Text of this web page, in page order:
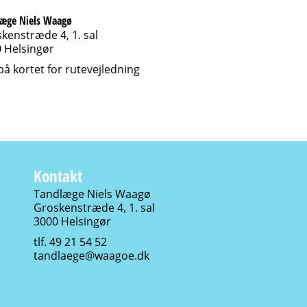
Niels Waagø
4, 1. sal
Helsingør
kortet for rutevejledning
Kontakt
Tandlæge Niels Waagø
Groskenstræde 4, 1. sal
3000 Helsingør
tlf. 49 21 54 52
tandlaege@waagoe.dk